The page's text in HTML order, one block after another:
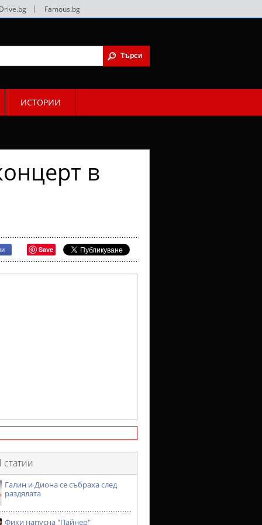
Famous.bg
ИСТОРИИ
в
Save
Галин и Диона се събраха след
раздялата
Фики напусна "Пайнер"